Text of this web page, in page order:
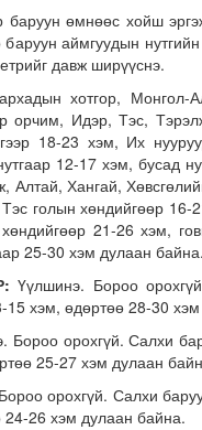
баруун өмнөөс хойш
аймгуудын
давж ширүүснэ.
хотгор, Монгол-
орчим, Идэр, Тэс,
18-23 хэм, Их
12-17 хэм, бусад
Алтай, Хангай,
голын хөндийгөөр 16-
21-26 хэм,
25-30 хэм дулаан байна.
Үүлшинэ. Бороо
хэм, өдөртөө 28-30
Бороо орохгүй. Салхи
25-27 хэм дулаан
орохгүй. Салхи
26 хэм дулаан байна.